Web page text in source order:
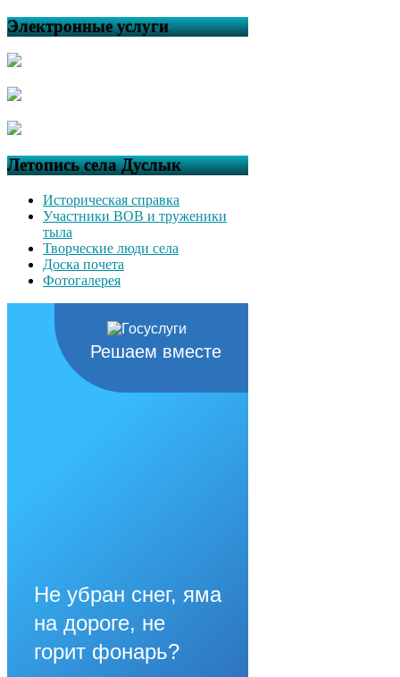
Электронные услуги
Летопись села Дуслык
Историческая справка
Участники ВОВ и труженики
тыла
Творческие люди села
Доска почета
Фотогалерея
Решаем вместе
Не убран снег, яма
на дороге, не
горит фонарь?